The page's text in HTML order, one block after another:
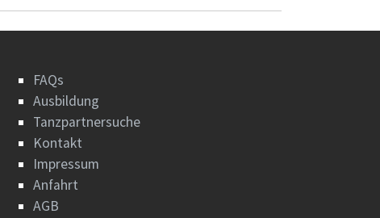
FAQs
Ausbildung
Tanzpartnersuche
Kontakt
Impressum
Anfahrt
AGB